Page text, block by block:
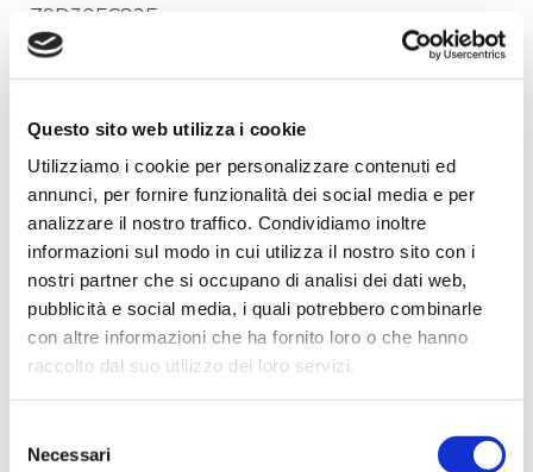
Questo sito web utilizza i cookie
Utilizziamo i cookie per personalizzare contenuti ed
annunci, per fornire funzionalità dei social media e per
analizzare il nostro traffico. Condividiamo inoltre
informazioni sul modo in cui utilizza il nostro sito con i
nostri partner che si occupano di analisi dei dati web,
pubblicità e social media, i quali potrebbero combinarle
con altre informazioni che ha fornito loro o che hanno
raccolto dal suo utilizzo dei loro servizi.
delNecessari
Z9D30FC82F
Struttura proponente:
'Irisacqua srl P.I./C.F. 01070220312. - Ufficio
Oggetto:
PARTECIPAZIONE GARA D'APPALTO
PROCEDURA APERTA SERVIZIO GESTIONE
ASSICURATIVA DEL RISCHIO PERDITE OCCULTE
Elenco operatori invitati:
Codice Fiscale:
Procedura di scelta:
Aggiudicatario Nome: